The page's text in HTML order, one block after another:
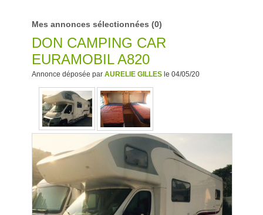
Mes annonces sélectionnées (0)
DON CAMPING CAR
EURAMOBIL A820
Annonce déposée par AURELIE GILLES le 04/05/20